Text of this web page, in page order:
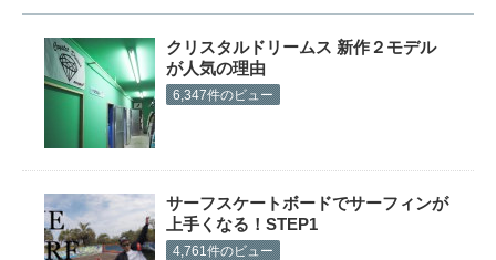
クリスタルドリームス 新作２モデル
が人気の理由
6,347件のビュー
サーフスケートボードでサーフィンが
上手くなる！STEP1
4,761件のビュー